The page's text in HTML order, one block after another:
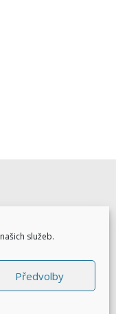
služeb.
Předvolby